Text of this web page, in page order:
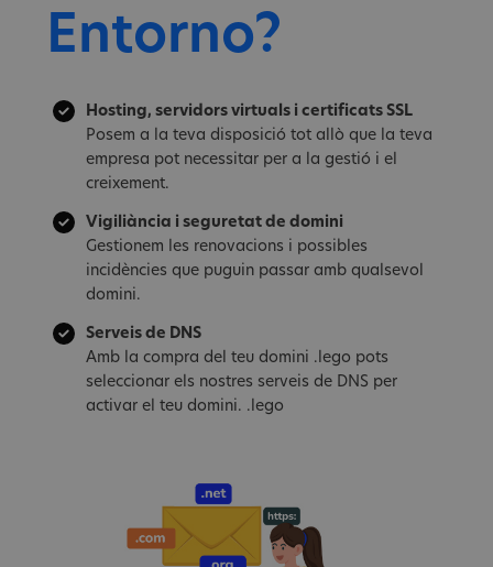
Entorno?
Hosting, servidors virtuals i certificats SSL
Posem a la teva disposició tot allò que la teva
empresa pot necessitar per a la gestió i el
creixement.
Vigiliància i seguretat de domini
Gestionem les renovacions i possibles
incidències que puguin passar amb qualsevol
domini.
Serveis de DNS
Amb la compra del teu domini .lego pots
seleccionar els nostres serveis de DNS per
activar el teu domini. .lego